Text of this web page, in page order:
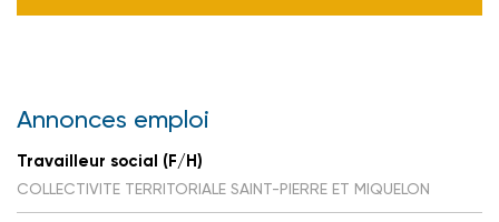
Annonces emploi
Travailleur social (F/H)
COLLECTIVITE TERRITORIALE SAINT-PIERRE ET MIQUELON